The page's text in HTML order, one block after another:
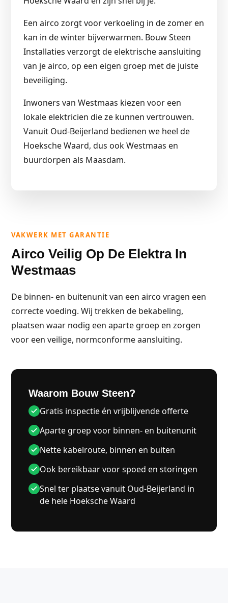
Een airco zorgt voor verkoeling in de zomer en
kan in de winter bijverwarmen. Bouw Steen
Installaties verzorgt de elektrische aansluiting
van je airco, op een eigen groep met de juiste
beveiliging.
Inwoners van Westmaas kiezen voor een
lokale elektricien die ze kunnen vertrouwen.
Vanuit Oud-Beijerland bedienen we heel de
Hoeksche Waard, dus ook Westmaas en
buurdorpen als Maasdam.
VAKWERK MET GARANTIE
Airco Veilig Op De Elektra In
Westmaas
De binnen- en buitenunit van een airco vragen een
correcte voeding. Wij trekken de bekabeling,
plaatsen waar nodig een aparte groep en zorgen
voor een veilige, normconforme aansluiting.
Waarom Bouw Steen?
Gratis inspectie én vrijblijvende offerte
Aparte groep voor binnen- en buitenunit
Nette kabelroute, binnen en buiten
Ook bereikbaar voor spoed en storingen
Snel ter plaatse vanuit Oud-Beijerland in
de hele Hoeksche Waard